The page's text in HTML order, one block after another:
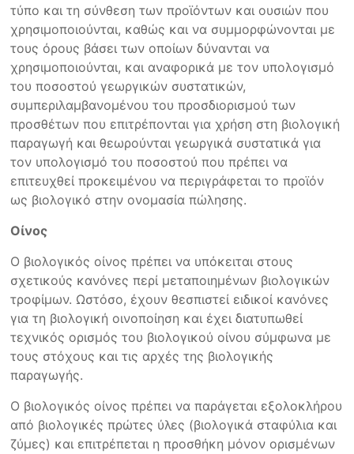
τύπο και τη σύνθεση των προϊόντων και ουσιών που
χρησιμοποιούνται, καθώς και να συμμορφώνονται με
τους όρους βάσει των οποίων δύνανται να
χρησιμοποιούνται, και αναφορικά με τον υπολογισμό
του ποσοστού γεωργικών συστατικών,
συμπεριλαμβανομένου του προσδιορισμού των
προσθέτων που επιτρέπονται για χρήση στη βιολογική
παραγωγή και θεωρούνται γεωργικά συστατικά για
τον υπολογισμό του ποσοστού που πρέπει να
επιτευχθεί προκειμένου να περιγράφεται το προϊόν
ως βιολογικό στην ονομασία πώλησης.
Οίνος
Ο βιολογικός οίνος πρέπει να υπόκειται στους
σχετικούς κανόνες περί μεταποιημένων βιολογικών
τροφίμων. Ωστόσο, έχουν θεσπιστεί ειδικοί κανόνες
για τη βιολογική οινοποίηση και έχει διατυπωθεί
τεχνικός ορισμός του βιολογικού οίνου σύμφωνα με
τους στόχους και τις αρχές της βιολογικής
παραγωγής.
Ο βιολογικός οίνος πρέπει να παράγεται εξολοκλήρου
από βιολογικές πρώτες ύλες (βιολογικά σταφύλια και
ζύμες) και επιτρέπεται η προσθήκη μόνον ορισμένων